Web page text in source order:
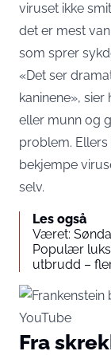
viruset ikke
det er mest
som sprer
«Det ser
kaninene»,
eller munn og
problem.
bekjempe
selv.
Les også
Været:
Populær
utbrudd –
YouTube
Fra